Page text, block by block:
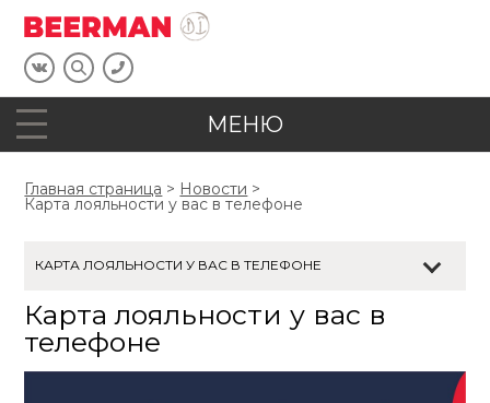
МЕНЮ
Главная страница > Новости >
Карта лояльности у вас в телефоне
КАРТА ЛОЯЛЬНОСТИ У ВАС В ТЕЛЕФОНЕ
НОВОСТЬ ОБ ОБНОВЛЕНИИ
Карта лояльности у вас в
телефоне